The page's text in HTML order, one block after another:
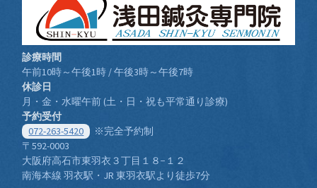
診療時間
午前10時～午後1時 / 午後3時～午後7時
休診日
月・金・水曜午前 (土・日・祝も平常通り診療)
予約受付
072-263-5420
※完全予約制
〒592-0003
大阪府高石市東羽衣３丁目１８−１２
南海本線 羽衣駅・JR 東羽衣駅より徒歩7分